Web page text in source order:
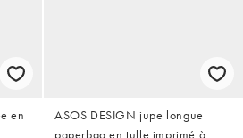
en
ASOS DESIGN jupe longue
paperbag en tulle imprimé à